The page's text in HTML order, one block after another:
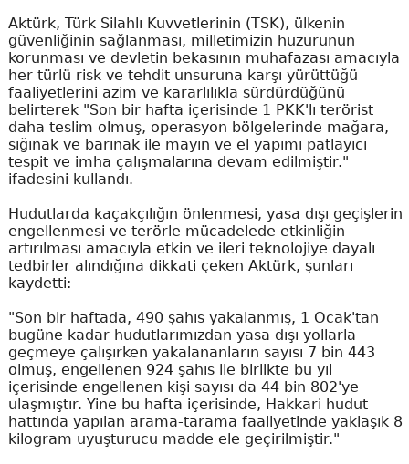
Aktürk, Türk Silahlı Kuvvetlerinin (TSK), ülkenin
güvenliğinin sağlanması, milletimizin huzurunun
korunması ve devletin bekasının muhafazası amacıyla
her türlü risk ve tehdit unsuruna karşı yürüttüğü
faaliyetlerini azim ve kararlılıkla sürdürdüğünü
belirterek "Son bir hafta içerisinde 1 PKK'lı terörist
daha teslim olmuş, operasyon bölgelerinde mağara,
sığınak ve barınak ile mayın ve el yapımı patlayıcı
tespit ve imha çalışmalarına devam edilmiştir."
ifadesini kullandı.
Hudutlarda kaçakçılığın önlenmesi, yasa dışı geçişlerin
engellenmesi ve terörle mücadelede etkinliğin
artırılması amacıyla etkin ve ileri teknolojiye dayalı
tedbirler alındığına dikkati çeken Aktürk, şunları
kaydetti:
"Son bir haftada, 490 şahıs yakalanmış, 1 Ocak'tan
bugüne kadar hudutlarımızdan yasa dışı yollarla
geçmeye çalışırken yakalananların sayısı 7 bin 443
olmuş, engellenen 924 şahıs ile birlikte bu yıl
içerisinde engellenen kişi sayısı da 44 bin 802'ye
ulaşmıştır. Yine bu hafta içerisinde, Hakkari hudut
hattında yapılan arama-tarama faaliyetinde yaklaşık 8
kilogram uyuşturucu madde ele geçirilmiştir."